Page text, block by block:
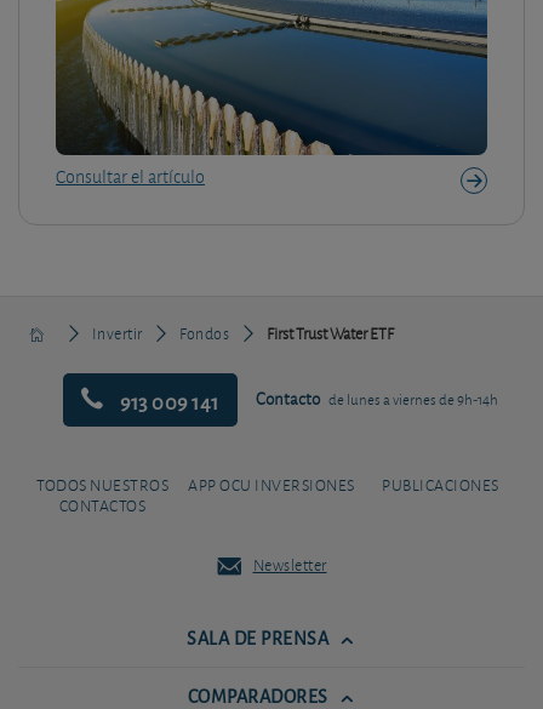
Consultar el artículo
Invertir Fondos First Trust Water ETF
913 009 141 Contacto de lunes a viernes de 9h-14h
TODOS NUESTROS
CONTACTOS
APP OCU INVERSIONES PUBLICACIONES
Newsletter
SALA DE PRENSA
COMPARADORES